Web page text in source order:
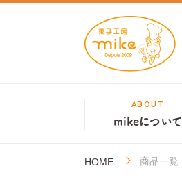
ABOUT
mikeについて
HOME 商品一覧